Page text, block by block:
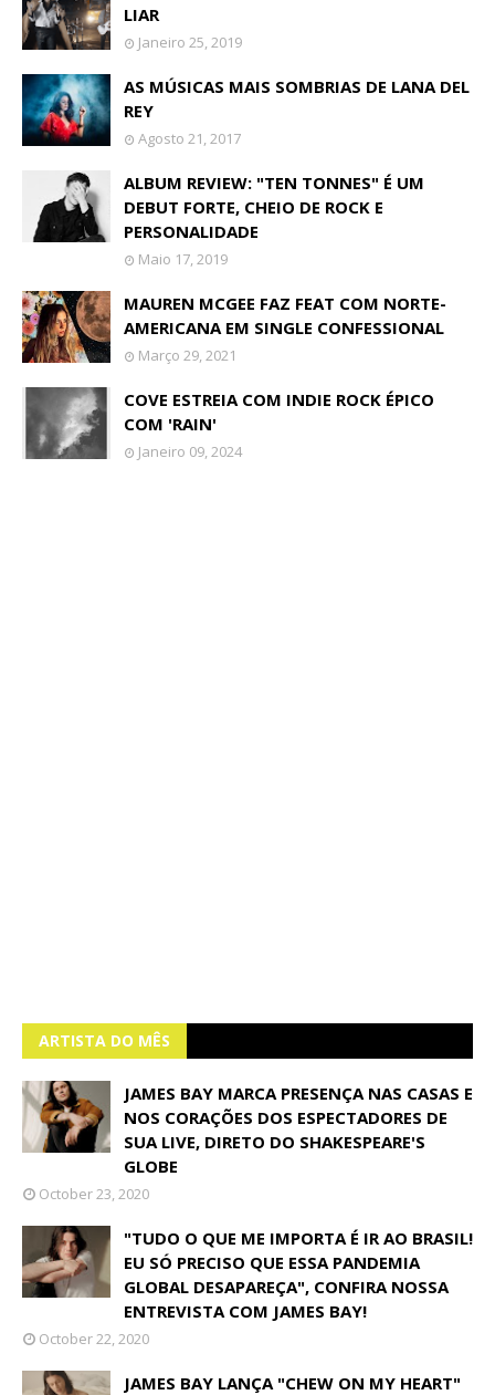
LIAR
Janeiro 25, 2019
AS MÚSICAS MAIS SOMBRIAS DE LANA DEL
REY
Agosto 21, 2017
ALBUM REVIEW: "TEN TONNES" É UM
DEBUT FORTE, CHEIO DE ROCK E
PERSONALIDADE
Maio 17, 2019
MAUREN MCGEE FAZ FEAT COM NORTE-
AMERICANA EM SINGLE CONFESSIONAL
Março 29, 2021
COVE ESTREIA COM INDIE ROCK ÉPICO
COM 'RAIN'
Janeiro 09, 2024
ARTISTA DO MÊS
JAMES BAY MARCA PRESENÇA NAS CASAS E
NOS CORAÇÕES DOS ESPECTADORES DE
SUA LIVE, DIRETO DO SHAKESPEARE'S
GLOBE
October 23, 2020
"TUDO O QUE ME IMPORTA É IR AO BRASIL!
EU SÓ PRECISO QUE ESSA PANDEMIA
GLOBAL DESAPAREÇA", CONFIRA NOSSA
ENTREVISTA COM JAMES BAY!
October 22, 2020
JAMES BAY LANÇA "CHEW ON MY HEART"